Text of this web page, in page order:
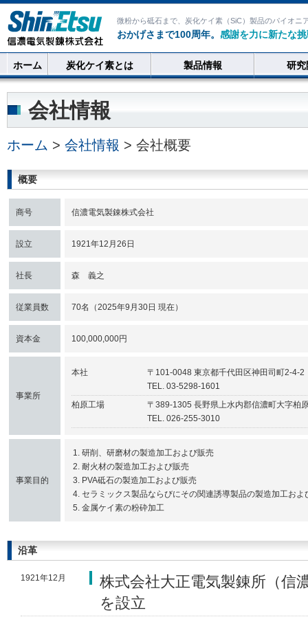
微粉から砥石まで、炭化ケイ素（SiC）製品のパイオニ
おかげさまで100周年。 感謝を力に新たな
ホーム 炭化ケイ素とは 製品情報 研究
会社情報
ホーム > 会社情報 > 会社概要
概要
商号 信濃電気製錬株式会社
設立 1921年12月26日
社長 森 義之
従業員数 70名（2025年9月30日 現在）
資本金 100,000,000円
事業所
本社
〒101-0048 東京都千代田区神田司町2-
TEL. 03-5298-1601
柏原工場
〒389-1305 長野県上水内郡信濃町大字
TEL. 026-255-3010
事業目的
研削、研磨材の製造加工および販売
耐火材の製造加工および販売
PVA砥石の製造加工および販売
セラミックス製品ならびにその関連誘導製品の製造加工およ
金属ケイ素の粉砕加工
沿革
1921年12月
株式会社大正電気製錬所（信
を設立